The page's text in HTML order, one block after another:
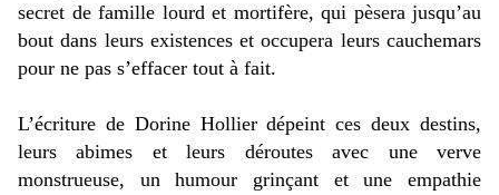
secret de famille lourd et mortifère, qui pèsera jusqu’au
bout dans leurs existences et occupera leurs cauchemars
pour ne pas s’effacer tout à fait.
L’écriture de Dorine Hollier dépeint ces deux destins,
leurs abimes et leurs déroutes avec une verve
monstrueuse, un humour grinçant et une empathie